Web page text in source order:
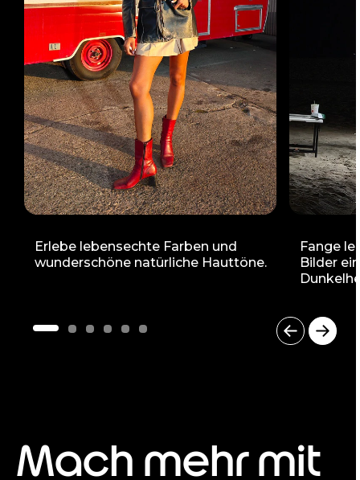
Erlebe lebensechte Farben und
wunderschöne natürliche Hauttöne.
Fange
Bilder
6
Mach mehr mit